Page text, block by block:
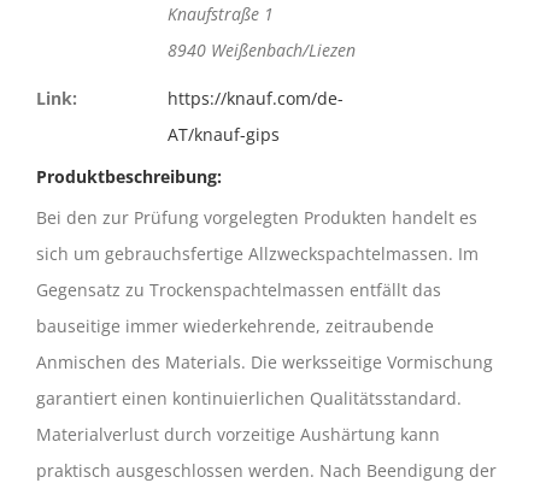
Knaufstraße 1
8940 Weißenbach/Liezen
Link:
https://knauf.com/de-
AT/knauf-gips
Produktbeschreibung:
Bei den zur Prüfung vorgelegten Produkten handelt es
sich um gebrauchsfertige Allzweckspachtelmassen. Im
Gegensatz zu Trockenspachtelmassen entfällt das
bauseitige immer wiederkehrende, zeitraubende
Anmischen des Materials. Die werksseitige Vormischung
garantiert einen kontinuierlichen Qualitätsstandard.
Materialverlust durch vorzeitige Aushärtung kann
praktisch ausgeschlossen werden. Nach Beendigung der